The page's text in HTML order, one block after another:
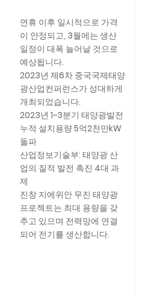
연휴 이후 일시적으로 가격
이 안정되고, 3월에는 생산
일정이 대폭 늘어날 것으로
예상됩니다.
2023년 제6차 중국국제태양
광산업컨퍼런스가 성대하게
개최되었습니다.
2023년 1~3분기 태양광발전
누적 설치용량 5억2천만kW
돌파
산업정보기술부: 태양광 산
업의 질적 발전 촉진 4대 과
제
진창 지에위안 무진 태양광
프로젝트는 최대 용량을 갖
추고 있으며 전력망에 연결
되어 전기를 생산합니다.